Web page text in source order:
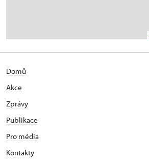
Domů
Akce
Zprávy
Publikace
Pro média
Kontakty